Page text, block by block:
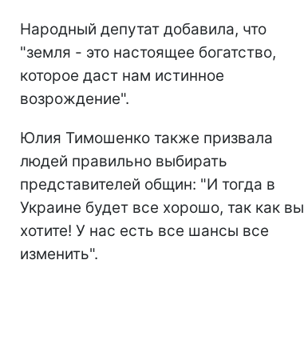
Народный депутат добавила, что
"земля - это настоящее богатство,
которое даст нам истинное
возрождение".
Юлия Тимошенко также призвала
людей правильно выбирать
представителей общин: "И тогда в
Украине будет все хорошо, так как вы
хотите! У нас есть все шансы все
изменить".